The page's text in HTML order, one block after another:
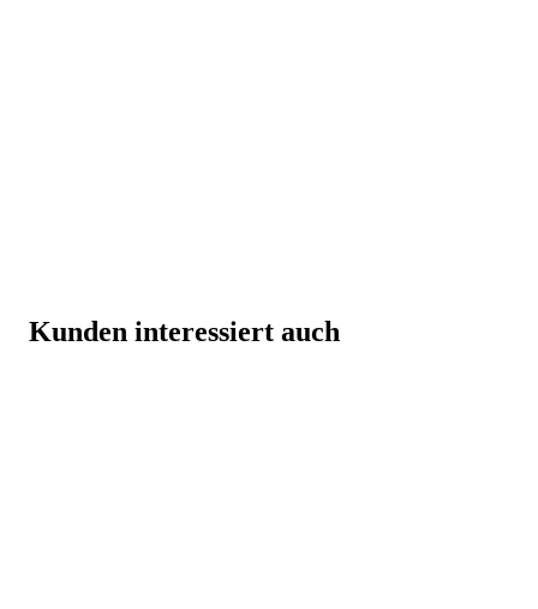
Kunden interessiert auch